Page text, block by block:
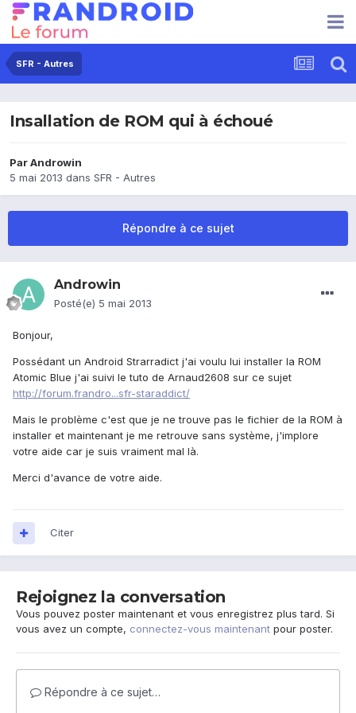
SFR - Autres
Insallation de ROM qui à échoué
ParAndrowin
5 mai 2013 dans SFR - Autres
Répondre à ce sujet
Androwin
Posté(e) 5 mai 2013
Bonjour,
Possédant un Android Strarradict j'ai voulu lui installer la ROM
Atomic Blue j'ai suivi le tuto de Arnaud2608 sur ce sujet
http://forum.frandro...sfr-staraddict/
Mais le problème c'est que je ne trouve pas le fichier de la ROM à
installer et maintenant je me retrouve sans système, j'implore
votre aide car je suis vraiment mal là.
Merci d'avance de votre aide.
Citer
Rejoignez la conversation
Vous pouvez poster maintenant et vous enregistrez plus tard. Si
vous avez un compte, connectez-vous maintenant pour poster.
Répondre à ce sujet…